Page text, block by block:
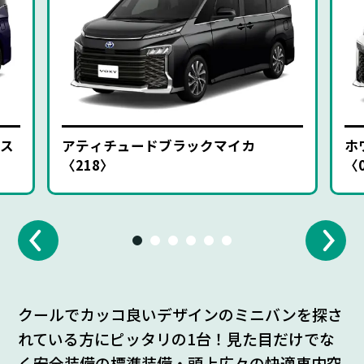
アティチュードブラックマイカ
〈218〉
ホ
クールでカッコ良いデザインのミニバンを探さ
れている方にピッタリの1台！見た目だけでな